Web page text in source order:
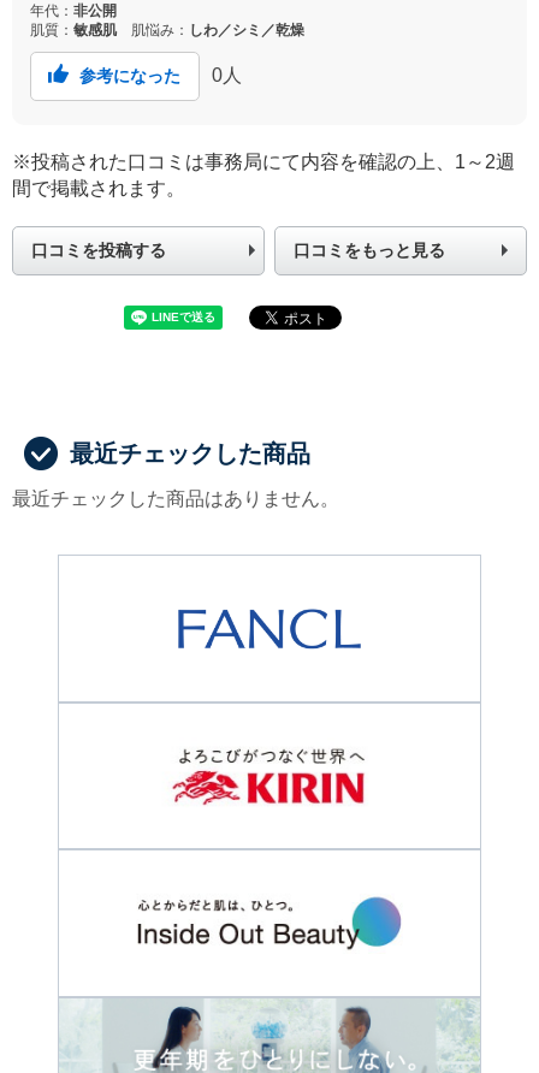
年代： 非公開
肌質： 敏感肌 肌悩み： しわ／シミ／乾燥
参考になった 0 人
※投稿された口コミは事務局にて内容を確認の上、1～2週
間で掲載されます。
口コミを投稿する 口コミをもっと見る
最近チェックした商品
最近チェックした商品はありません。